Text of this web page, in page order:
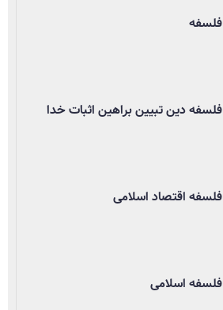
فلسفه
فلسفه دین تبیین براهین اثبات خدا
فلسفه اقتصاد اسلامی
فلسفه اسلامی